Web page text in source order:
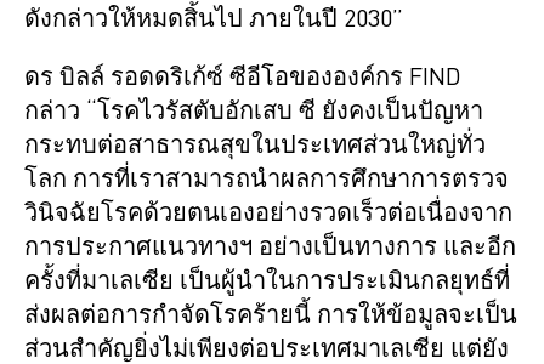
ดังกล่าวให้หมดสิ้นไป ภายในปี 2030”
ดร บิลล์ รอดดริเก้ซ์ ซีอีโอขององค์กร FIND
กล่าว “โรคไวรัสตับอักเสบ ซี ยังคงเป็นปัญหา
กระทบต่อสาธารณสุขในประเทศส่วนใหญ่ทั่ว
โลก การที่เราสามารถนำผลการศึกษาการตรวจ
วินิจฉัยโรคด้วยตนเองอย่างรวดเร็วต่อเนื่องจาก
การประกาศแนวทางฯ อย่างเป็นทางการ และอีก
ครั้งที่มาเลเซีย เป็นผู้นำในการประเมินกลยุทธ์ที่
ส่งผลต่อการกำจัดโรคร้ายนี้ การให้ข้อมูลจะเป็น
ส่วนสำคัญยิ่งไม่เพียงต่อประเทศมาเลเซีย แต่ยัง